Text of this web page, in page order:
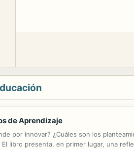
de Aprendizaje
por innovar? ¿Cuáles son los
El libro presenta, en primer lugar, una